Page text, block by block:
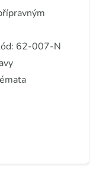
62-007-N